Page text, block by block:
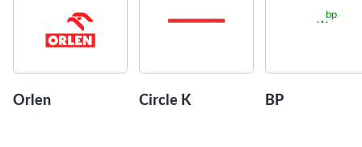
Orlen Circle K BP